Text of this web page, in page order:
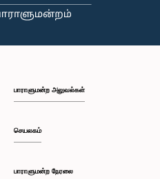
பாராளுமன்ற அலுவல்கள்
செயலகம்
பாராளுமன்ற நேரலை